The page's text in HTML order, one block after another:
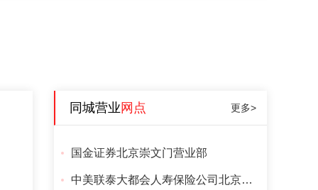
同城营业 网点 更多>
国金证券北京崇文门营业部
中美联泰大都会人寿保险公司北京分公司